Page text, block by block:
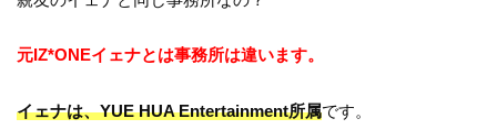
元IZ*ONEイェナとは事務所は違います。
イェナは、YUE HUA Entertainment所属です。